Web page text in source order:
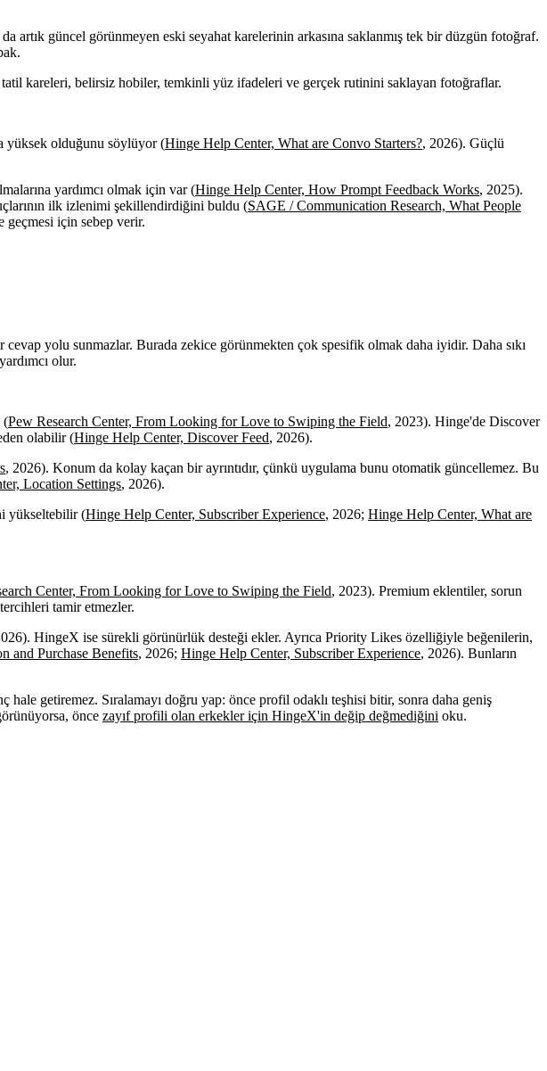
artık güncel görünmeyen eski seyahat karelerinin arkasına saklanmış tek bir düzgün fotoğraf.
tatil kareleri, belirsiz hobiler, temkinli yüz ifadeleri ve gerçek rutinini saklayan fotoğraflar.
yüksek olduğunu söylüyor (Hinge Help Center, What are Convo Starters?, 2026). Güçlü
yardımcı olmak için var (Hinge Help Center, How Prompt Feedback Works, 2025).
ilk izlenimi şekillendirdiğini buldu (SAGE / Communication Research, What People
geçmesi için sebep verir.
cevap yolu sunmazlar. Burada zekice görünmekten çok spesifik olmak daha iyidir. Daha sıkı
olur.
(Pew Research Center, From Looking for Love to Swiping the Field, 2023). Hinge'de Discover
olabilir (Hinge Help Center, Discover Feed, 2026).
, 2026). Konum da kolay kaçan bir ayrıntıdır, çünkü uygulama bunu otomatik güncellemez. Bu
Location Settings, 2026).
yükseltebilir (Hinge Help Center, Subscriber Experience, 2026; Hinge Help Center, What are
Center, From Looking for Love to Swiping the Field, 2023). Premium eklentiler, sorun
tamir etmezler.
HingeX ise sürekli görünürlük desteği ekler. Ayrıca Priority Likes özelliğiyle beğenilerin,
and Purchase Benefits, 2026; Hinge Help Center, Subscriber Experience, 2026). Bunların
getiremez. Sıralamayı doğru yap: önce profil odaklı teşhisi bitir, sonra daha geniş
önce zayıf profili olan erkekler için HingeX'in değip değmediğini oku.